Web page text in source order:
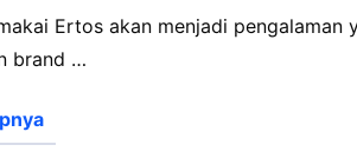
Ertos akan menjadi pengalaman
brand …